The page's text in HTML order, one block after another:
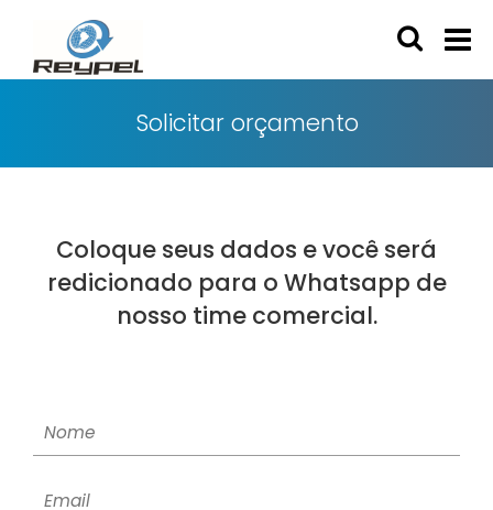
Solicitar orçamento
Coloque seus dados e você será
redicionado para o Whatsapp de
nosso time comercial.